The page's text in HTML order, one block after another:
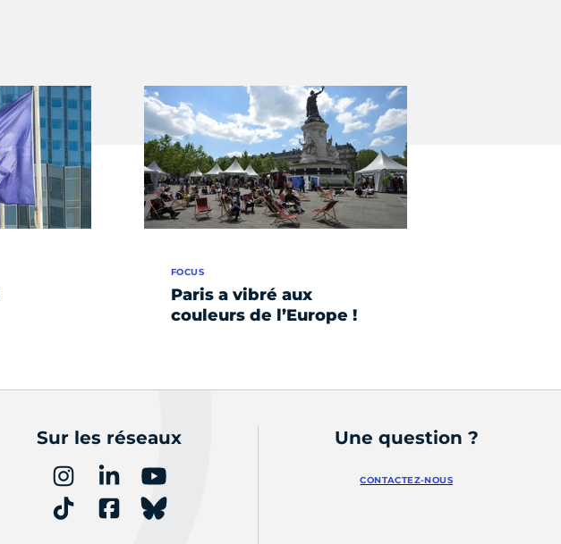
Paris a vibré aux
couleurs de l’Europe !
FOCUS
Sur les réseaux Une question ?
CONTACTEZ-NOUS